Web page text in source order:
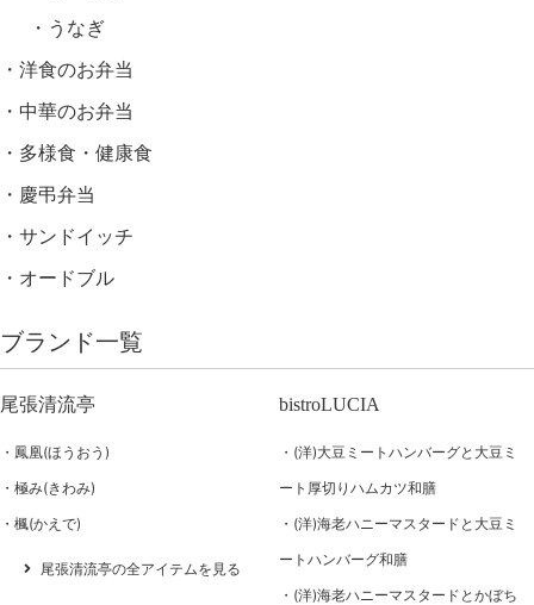
うなぎ
洋食のお弁当
中華のお弁当
多様食・健康食
慶弔弁当
サンドイッチ
オードブル
ブランド一覧
尾張清流亭
鳳凰(ほうおう)
極み(きわみ)
楓(かえで)
尾張清流亭の全アイテムを見る
bistroLUCIA
(洋)大豆ミートハンバーグと大豆ミ
ート厚切りハムカツ和膳
(洋)海老ハニーマスタードと大豆ミ
ートハンバーグ和膳
(洋)海老ハニーマスタードとかぼち